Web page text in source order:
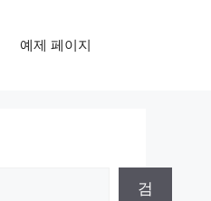
예제 페이지
검